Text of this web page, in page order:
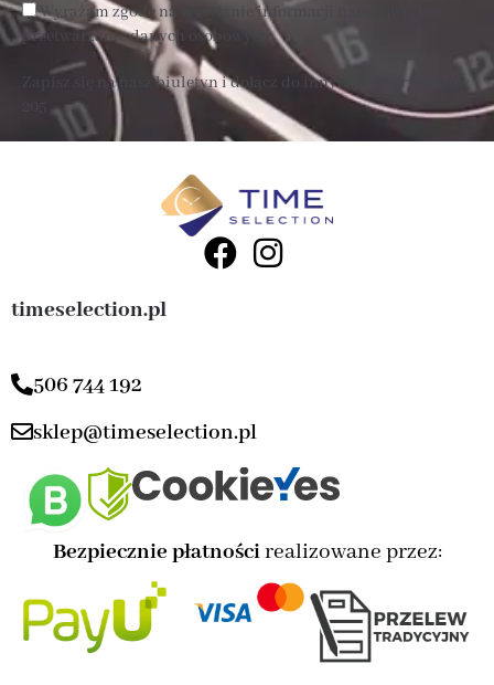
Wyrażam zgodę na wysyłanie informacji handlowej i
przetwarzanie danych osobowych
Zapisz się na nasz biuletyn i dołącz do innych subskrybentów
timeselection.pl
506 744 192
sklep@timeselection.pl
Bezpiecznie płatnościrealizowane przez: